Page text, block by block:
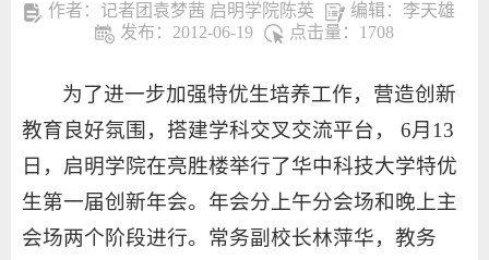
作者：记者团袁梦茜 启明学院陈英
编辑：李天雄
发布：2012-06-19
点击量： 1708
为了进一步加强特优生培养工作，营造创新
教育良好氛围，搭建学科交叉交流平台， 6月13
日，启明学院在亮胜楼举行了华中科技大学特优
生第一届创新年会。年会分上午分会场和晚上主
会场两个阶段进行。常务副校长林萍华，教务